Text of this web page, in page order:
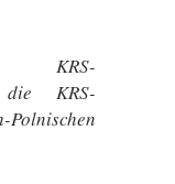
KRS-
KRS-